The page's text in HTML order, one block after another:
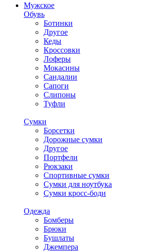
Мужское
Обувь
Ботинки
Другое
Кеды
Кроссовки
Лоферы
Мокасины
Сандалии
Сапоги
Слипоны
Туфли
Сумки
Борсетки
Дорожные сумки
Другое
Портфели
Рюкзаки
Спортивные сумки
Сумки для ноутбука
Сумки кросс-боди
Одежда
Бомберы
Брюки
Бушлаты
Джемпера